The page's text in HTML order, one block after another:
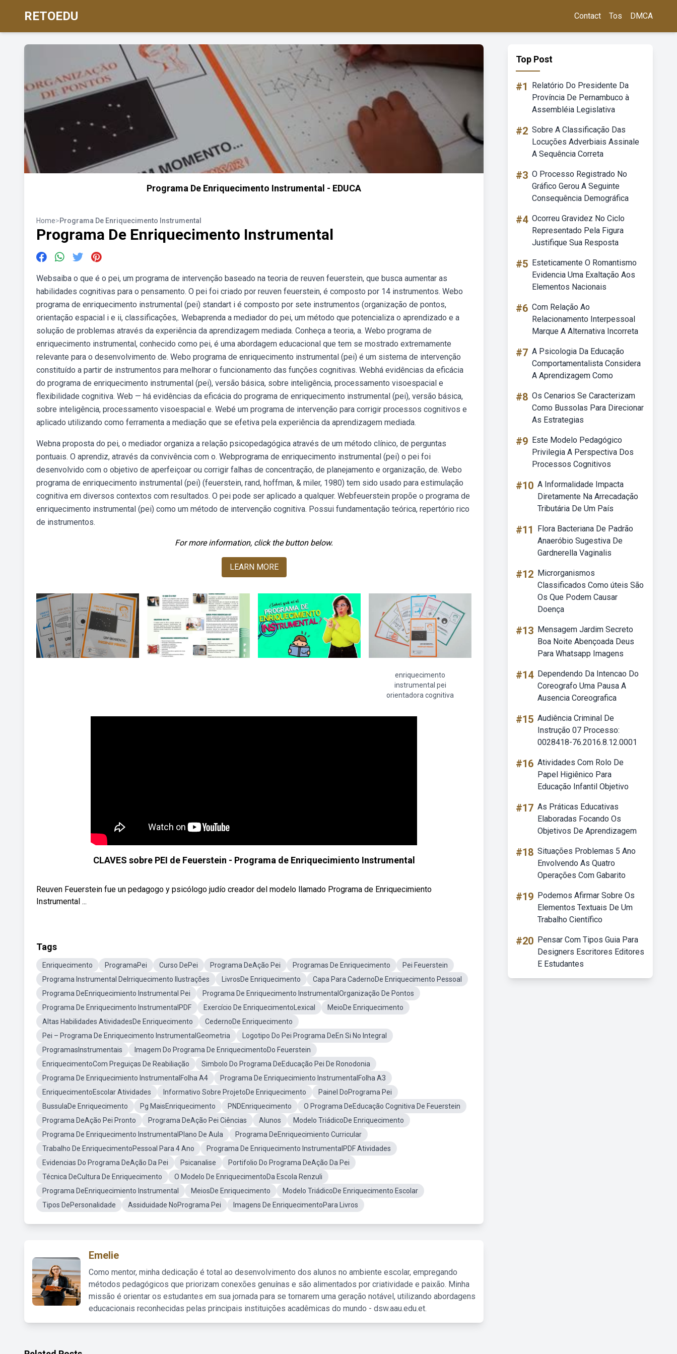
RETOEDU Contact Tos DMCA
Programa De Enriquecimento Instrumental - EDUCA
Home>Programa De Enriquecimento Instrumental
Programa De Enriquecimento Instrumental
Websaiba o que é o pei, um programa de intervenção baseado na teoria de reuven feuerstein, que busca aumentar as
habilidades cognitivas para o pensamento. O pei foi criado por reuven feuerstein, é composto por 14 instrumentos. Webo
programa de enriquecimento instrumental (pei) standart i é composto por sete instrumentos (organização de pontos,
orientação espacial i e ii, classificações,. Webaprenda a mediador do pei, um método que potencializa o aprendizado e a
solução de problemas através da experiência da aprendizagem mediada. Conheça a teoria, a. Webo programa de
enriquecimento instrumental, conhecido como pei, é uma abordagem educacional que tem se mostrado extremamente
relevante para o desenvolvimento de. Webo programa de enriquecimento instrumental (pei) é um sistema de intervenção
constituído a partir de instrumentos para melhorar o funcionamento das funções cognitivas. Webhá evidências da eficácia
do programa de enriquecimento instrumental (pei), versão básica, sobre inteligência, processamento visoespacial e
flexibilidade cognitiva. Web — há evidências da eficácia do programa de enriquecimento instrumental (pei), versão básica,
sobre inteligência, processamento visoespacial e. Webé um programa de intervenção para corrigir processos cognitivos e
aplicado utilizando como ferramenta a mediação que se efetiva pela experiência da aprendizagem mediada.
Webna proposta do pei, o mediador organiza a relação psicopedagógica através de um método clínico, de perguntas
pontuais. O aprendiz, através da convivência com o. Webprograma de enriquecimento instrumental (pei) o pei foi
desenvolvido com o objetivo de aperfeiçoar ou corrigir falhas de concentração, de planejamento e organização, de. Webo
programa de enriquecimento instrumental (pei) (feuerstein, rand, hoffman, & miler, 1980) tem sido usado para estimulação
cognitiva em diversos contextos com resultados. O pei pode ser aplicado a qualquer. Webfeuerstein propõe o programa de
enriquecimento instrumental (pei) como um método de intervenção cognitiva. Possui fundamentação teórica, repertório rico
de instrumentos.
For more information, click the button below.
LEARN MORE
enriquecimento
instrumental pei
orientadora cognitiva
CLAVES sobre PEI de Feuerstein - Programa de Enriquecimiento Instrumental
Reuven Feuerstein fue un pedagogo y psicólogo judío creador del modelo llamado Programa de Enriquecimiento
Instrumental ...
Tags
Enriquecimento ProgramaPei Curso DePei Programa DeAção Pei Programas De Enriquecimento
Pei Feuerstein
Programa Instrumental DeIrriquecimento Ilustrações
LivrosDe Enriquecimento
Capa Para CadernoDe Enriquecimento Pessoal
Programa DeEnriquecimiento Instrumental Pei
Programa De Enriquecimento InstrumentalOrganização De Pontos
Programa De Enriquecimento InstrumentalPDF
Exercício De EnriquecimentoLexical
MeioDe Enriquecimento
Altas Habilidades AtividadesDe Enriquecimento
CedernoDe Enriquecimento
Pei – Programa De Enriquecimento InstrumentalGeometria
Logotipo Do Pei Programa DeEn Si No Integral
ProgramasInstrumentais
Imagem Do Programa De EnriquecimentoDo Feuerstein
EnriquecimentoCom Preguiças De Reabiliação
Simbolo Do Programa DeEducação Pei De Ronodonia
Programa De Enriquecimiento InstrumentalFolha A4
Programa De Enriquecimiento InstrumentalFolha A3
EnriquecimentoEscolar Atividades
Informativo Sobre ProjetoDe Enriquecimento
Painel DoPrograma Pei
BussulaDe Enriquecimento
Pg MaisEnriquecimento PNDEnriquecimento
O Programa DeEducação Cognitiva De Feuerstein
Programa DeAção Pei Pronto
Programa DeAção Pei Ciências Alunos
Modelo TriádicoDe Enriquecimento
Programa De Enriquecimento InstrumentalPlano De Aula
Programa DeEnriquecimiento Curricular
Trabalho De EnriquecimentoPessoal Para 4 Ano
Programa De Enriquecimento InstrumentalPDF Atividades
Evidencias Do Programa DeAção Da Pei
Psicanalise
Portifolio Do Programa DeAção Da Pei
Técnica DeCultura De Enriquecimento
O Modelo De EnriquecimentoDa Escola Renzuli
Programa DeEnriquecimiento Instrumental
MeiosDe Enriquecimento
Modelo TriádicoDe Enriquecimento Escolar
Tipos DePersonalidade
Assiduidade NoPrograma Pei Imagens De EnriquecimentoPara Livros
Emelie
Como mentor, minha dedicação é total ao desenvolvimento dos alunos no ambiente escolar, empregando
métodos pedagógicos que priorizam conexões genuínas e são alimentados por criatividade e paixão. Minha
missão é orientar os estudantes em sua jornada para se tornarem uma geração notável, utilizando abordagens
educacionais reconhecidas pelas principais instituições acadêmicas do mundo - dsw.aau.edu.et.
Top Post
#1
Relatório Do Presidente Da
Província De Pernambuco à
Assembléia Legislativa
#2 Sobre A Classificação Das
Locuções Adverbiais Assinale
A Sequência Correta
#3 O Processo Registrado No
Gráfico Gerou A Seguinte
Consequência Demográfica
#4 Ocorreu Gravidez No Ciclo
Representado Pela Figura
Justifique Sua Resposta
#5 Esteticamente O Romantismo
Evidencia Uma Exaltação Aos
Elementos Nacionais
#6 Com Relação Ao
Relacionamento Interpessoal
Marque A Alternativa Incorreta
#7 A Psicologia Da Educação
Comportamentalista Considera
A Aprendizagem Como
#8 Os Cenarios Se Caracterizam
Como Bussolas Para Direcionar
As Estrategias
#9 Este Modelo Pedagógico
Privilegia A Perspectiva Dos
Processos Cognitivos
#10 A Informalidade Impacta
Diretamente Na Arrecadação
Tributária De Um País
#11
Flora Bacteriana De Padrão
Anaeróbio Sugestiva De
Gardnerella Vaginalis
#12 Microrganismos
Classificados Como úteis São
Os Que Podem Causar
Doença
#13 Mensagem Jardim Secreto
Boa Noite Abençoada Deus
Para Whatsapp Imagens
#14 Dependendo Da Intencao Do
Coreografo Uma Pausa A
Ausencia Coreografica
#15 Audiência Criminal De
Instrução 07 Processo:
0028418-76.2016.8.12.0001
#16 Atividades Com Rolo De
Papel Higiênico Para
Educação Infantil Objetivo
#17 As Práticas Educativas
Elaboradas Focando Os
Objetivos De Aprendizagem
#18 Situações Problemas 5 Ano
Envolvendo As Quatro
Operações Com Gabarito
#19 Podemos Afirmar Sobre Os
Elementos Textuais De Um
Trabalho Científico
#20 Pensar Com Tipos Guia Para
Designers Escritores Editores
E Estudantes